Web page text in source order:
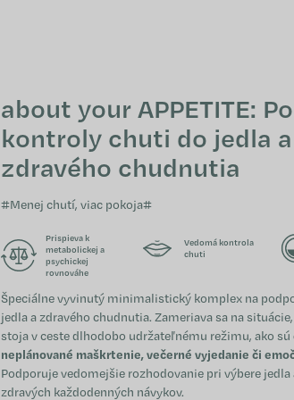
about your APPETITE:
kontroly chuti do jedla a
zdravého chudnutia
#Menej chutí, viac pokoja#
Prispieva k
metabolickej a
psychickej
rovnováhe
Vedomá kontrola
chuti
Špeciálne vyvinutý minimalistický komplex na
jedla a zdravého chudnutia. Zameriava sa na
stoja v ceste dlhodobo udržateľnému režimu, ako sú
neplánované maškrtenie, večerné vyjedanie či
Podporuje vedomejšie rozhodovanie pri výbere jedla
zdravých každodenných návykov.